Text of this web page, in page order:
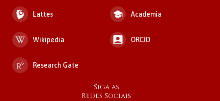
Lattes Academia
Wikipedia ORCID
Research Gate
Siga as
Redes Sociais